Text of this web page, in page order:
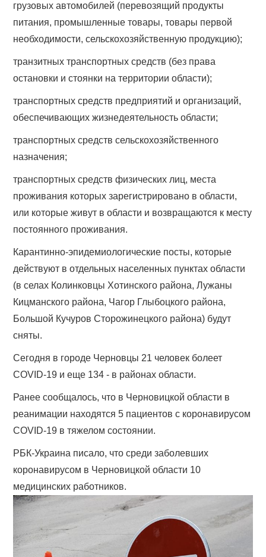
грузовых автомобилей (перевозящий продукты
питания, промышленные товары, товары первой
необходимости, сельскохозяйственную продукцию);
транзитных транспортных средств (без права
остановки и стоянки на территории области);
транспортных средств предприятий и организаций,
обеспечивающих жизнедеятельность области;
транспортных средств сельскохозяйственного
назначения;
транспортных средств физических лиц, места
проживания которых зарегистрировано в области,
или которые живут в области и возвращаются к месту
постоянного проживания.
Карантинно-эпидемиологические посты, которые
действуют в отдельных населенных пунктах области
(в селах Колинковцы Хотинского района, Лужаны
Кицманского района, Чагор Глыбоцкого района,
Большой Кучуров Сторожинецкого района) будут
сняты.
Сегодня в городе Черновцы 21 человек болеет
COVID-19 и еще 134 - в районах области.
Ранее сообщалось, что в Черновицкой области в
реанимации находятся 5 пациентов с коронавирусом
COVID-19 в тяжелом состоянии.
РБК-Украина писало, что среди заболевших
коронавирусом в Черновицкой области 10
медицинских работников.